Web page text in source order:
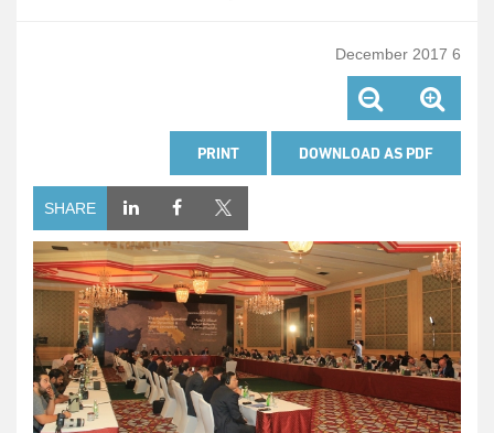
6 December 2017
DOWNLOAD AS PDF
PRINT
SHARE